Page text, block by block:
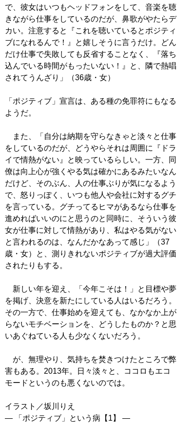
で、彼女はいつもヘッドフォンをして、音楽を聴
きながら仕事をしているのだが、鼻歌がやたらデ
カい。注意すると『これを聴いているとポジティ
ブになれるんで！』と嬉しそうに言うだけ。どん
だけ仕事で失敗しても反省することなく、『落ち
込んでいる時間がもったいない！』と、隣で熱唱
されてうんざり」（36歳・女）
「ポジティブ」宣言は、ある種の免罪符にもなる
ようだ。
また、「自分は納期を守らなきゃと淡々と仕事
をしているのだが、どうやらそれは周囲に『ドラ
イで情熱がない』と映っているらしい。一方、同
僚は向上心が強くやる気は確かにあるみたいなん
だけど、そのぶん、人の仕事ぶりが気になるよう
で、怒りっぽく、いつも他人や会社に対するグチ
を言っている。グチってるヒマがあるなら仕事を
進めればいいのにと思うのと同時に、そういう彼
女が仕事に対して情熱があり、私はやる気がない
と言われるのは、なんだかなあって感じ」（37
歳・女）と、測りきれないポジティブが過大評価
されたりもする。
新しい年を迎え、「今年こそは！」と目標や夢
を掲げ、決意を新たにしている人はいるだろう。
その一方で、仕事始めを迎えても、なかなか上が
らないモチベーションを、どうしたものか？と思
いあぐねている人も少なくないだろう。
が、無理やり、気持ちを焚きつけたところで弊
害もある。2013年。日々淡々と、ココロもエコ
モードというのも悪くないのでは。
イラスト／坂川りえ